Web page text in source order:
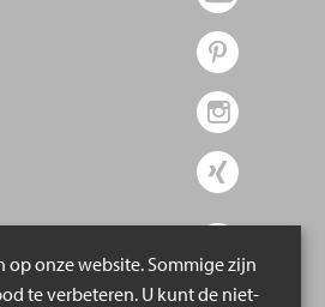
onze website. Sommige zijn
te verbeteren. U kunt de niet-